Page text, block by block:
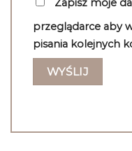
Zapisz moje
przeglądarce aby
pisania kolejnych